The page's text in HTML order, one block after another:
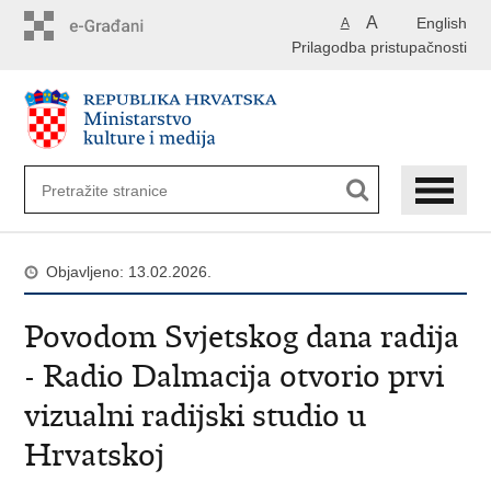
English
A A
Prilagodba pristupačnosti
Objavljeno: 13.02.2026.
Povodom Svjetskog dana radija
- Radio Dalmacija otvorio prvi
vizualni radijski studio u
Hrvatskoj